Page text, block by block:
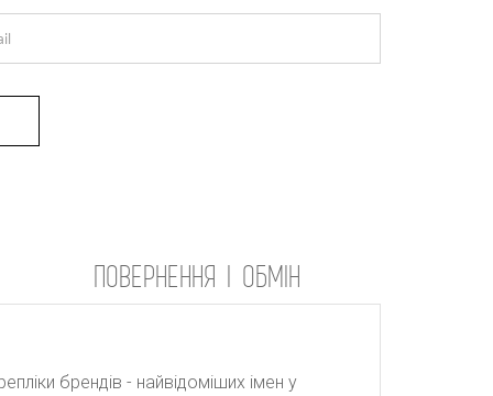
ПОВЕРНЕННЯ І ОБМІН
брендів - найвідоміших імен у